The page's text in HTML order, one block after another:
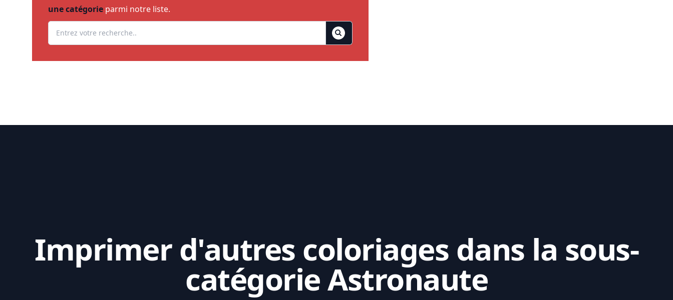
une catégorie parmi notre liste.
Imprimer d'autres coloriages dans la sous-
catégorie Astronaute